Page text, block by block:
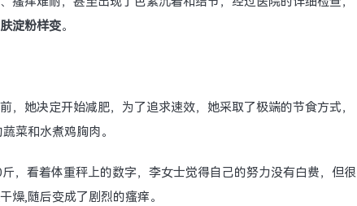
淀粉样变。
，她决定开始减肥，为了追求速效，她采取了极端的节食方式，
菜和水煮鸡胸肉。
，看着体重秤上的数字，李女士觉得自己的努力没有白费，但很
燥,随后变成了剧烈的瘙痒。